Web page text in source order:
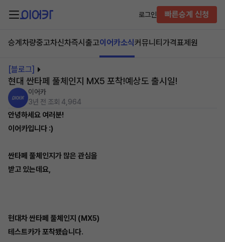
로그인 빠른승계 신청
승계차량중고차신차즉시출고이어카소식커뮤니티 가격표제원
[블로그]
현대 싼타페 풀체인지 MX5 포착!예상도 출시일!
이어카
3년 전 조회 4,964
안녕하세요 여러분!
이어카입니다 :)
싼타페 풀체인지가 많은 관심을
받고 있는데요,
현대차 싼타페 풀체인지 (MX5)
테스트카가 포착됐습니다.